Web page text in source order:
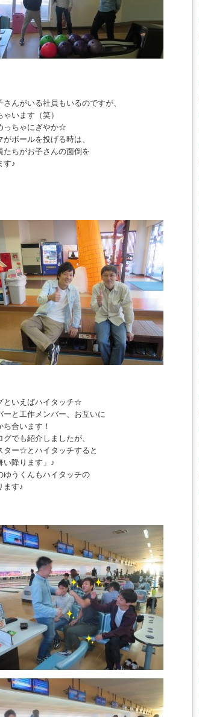
さんがいる社員もいるのですが、
います（笑）
っちゃにぎやか☆
がボールを投げる時は、
たちがお子さんの面倒を
す♪
といえばハイタッチ☆
ーと工作メンバー、お互いに
ち合います！
グでも紹介しましたが、
ター☆とハイタッチすると
い降ります」♪
ゆうくんもハイタッチの
ます♪